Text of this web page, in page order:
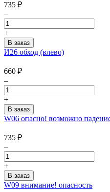
735 ₽
–
+
И26 обход (влево)
660 ₽
–
+
W06 опасно! возможно
735 ₽
–
+
W09 внимание! опасность